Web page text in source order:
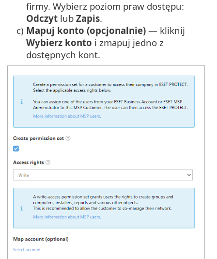
firmy. Wybierz poziom praw dostępu:
Odczyt lub Zapis.
c) Mapuj konto (opcjonalnie) — kliknij
Wybierz konto i zmapuj jedno z
dostępnych kont.